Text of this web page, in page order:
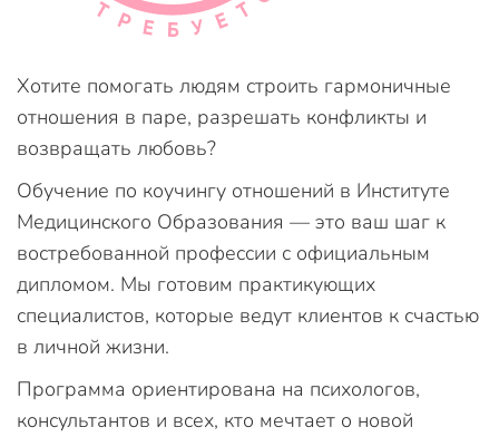
Хотите помогать людям строить гармоничные
отношения в паре, разрешать конфликты и
возвращать любовь?
Обучение по коучингу отношений в Институте
Медицинского Образования — это ваш шаг к
востребованной профессии с официальным
дипломом. Мы готовим практикующих
специалистов, которые ведут клиентов к счастью
в личной жизни.
Программа ориентирована на психологов,
консультантов и всех, кто мечтает о новой